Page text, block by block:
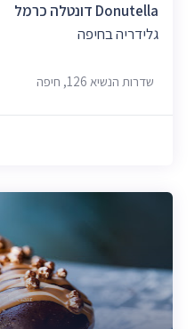
Donutella דונטלה כרמל
גלידריה בחיפה
שדרות הנשיא 126, חיפה